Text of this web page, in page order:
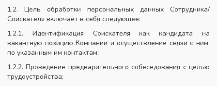
1.2. Цель обработки персональных данных Сотрудника/
Соискателя включает в себя следующее:
1.2.1. Идентификация Соискателя как кандидата на
вакантную позицию Компании и осуществление связи с ним,
по указанным им контактам;
1.2.2. Проведение предварительного собеседования с целью
трудоустройства;